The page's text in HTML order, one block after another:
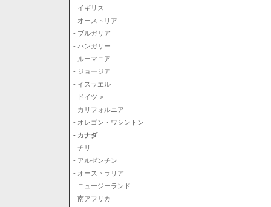
- イギリス
- オーストリア
- ブルガリア
- ハンガリー
- ルーマニア
- ジョージア
- イスラエル
- ドイツ->
- カリフォルニア
- オレゴン・ワシントン
- カナダ
- チリ
- アルゼンチン
- オーストラリア
- ニュージーランド
- 南アフリカ